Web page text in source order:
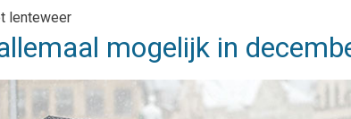
lenteweer
mogelijk in